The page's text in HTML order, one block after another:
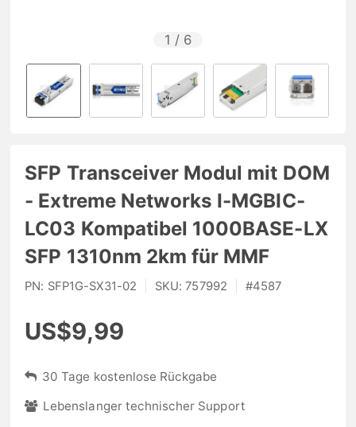
1 / 6
SFP Transceiver Modul mit DOM
- Extreme Networks I-MGBIC-
LC03 Kompatibel 1000BASE-LX
SFP 1310nm 2km für MMF
PN: SFP1G-SX31-02 SKU: 757992 #4587
US$9,99
30 Tage kostenlose Rückgabe
Lebenslanger technischer Support